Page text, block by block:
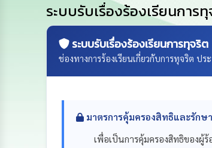
ระบบรับเรื่องร้องเรียนการ
ระบบรับเรื่องร้องเรียนการทุจริต
ช่องทางการร้องเรียนเกี่ยวกับการทุจริต ป
มาตรการคุ้มครองสิทธิและรักษ
เพื่อเป็นการคุ้มครองสิทธิของผู้